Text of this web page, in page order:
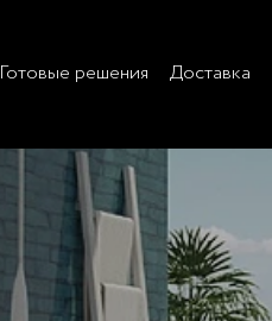
Готовые решения Доставка